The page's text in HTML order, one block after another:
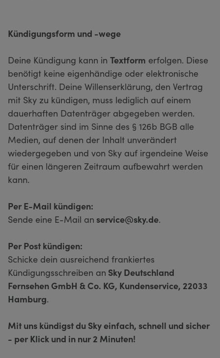
Kündigungsform und -wege
Deine Kündigung kann in Textform erfolgen. Diese
benötigt keine eigenhändige oder elektronische
Unterschrift. Deine Willenserklärung, den Vertrag
mit Sky zu kündigen, muss lediglich auf einem
dauerhaften Datenträger abgegeben werden.
Datenträger sind im Sinne des § 126b BGB alle
Medien, auf denen der Inhalt unverändert
wiedergegeben und von Sky auf irgendeine Weise
für einen längeren Zeitraum aufbewahrt werden
kann.
Per E-Mail kündigen:
Sende eine E-Mail an service@sky.de.
Per Post kündigen:
Schicke dein ausreichend frankiertes
Kündigungsschreiben an Sky Deutschland
Fernsehen GmbH & Co. KG, Kundenservice, 22033
Hamburg.
Mit uns kündigst du Sky einfach, schnell und sicher
- per Klick und in nur 2 Minuten!